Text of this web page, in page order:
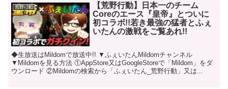
荒野行動
【荒野行動】日本一のチーム
Coreのエース『皇帝』とついに
初コラボ!!若き最強の猛者とふぇ
いたんの激戦をご覧あれ!!
◆生放送はMildomで放送中!! ▼ふぇいたんMildomチャンネル
▼Mildomを見る方法 ①AppStore又はGoogleStoreで「Mildom」をダ
ウンロード ②Mildomの検索から「ふぇいたん_荒野行動」又は...